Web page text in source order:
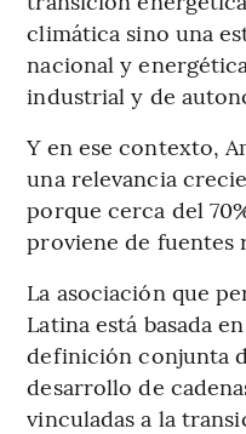
climática sino una
nacional y
industrial y de
Y en ese contexto,
una relevancia
porque cerca del
proviene de fuentes
La asociación que
Latina está basada
definición conjunta
desarrollo de
vinculadas a la